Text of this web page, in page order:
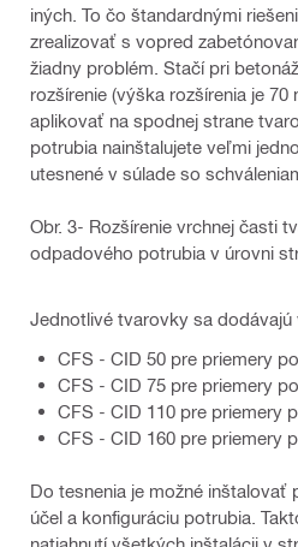
iných. To čo štandardnými
zrealizovať s vopred
žiadny problém. Stačí pri
rozšírenie (výška rozšírenia je 70
aplikovať na spodnej strane
potrubia nainštalujete veľmi
utesnené v súlade so
Obr. 3- Rozšírenie vrchnej časti
odpadového potrubia v úrovni
Jednotlivé tvarovky sa
CFS - CID 50 pre priemery
CFS - CID 75 pre priemery
CFS - CID 110 pre priemery
CFS - CID 160 pre priemery
Do tesnenia je možné inštalovať
účel a konfiguráciu potrubia.